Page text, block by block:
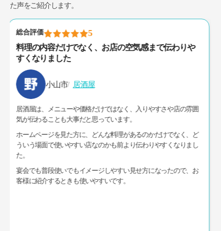
た声をご紹介します。
総合評価 5
在庫車の情報やお店の考え方が伝わりやすくなり、
案内しやすくなりました
小山市 中古車販売
中古車販売は、車両の情報だけでなく、どんな車を扱っているの
か、お店としてどんな対応をしているのかまで伝わることが大事
だと思っていました。
これまでは、初めてのお客様にお店のことを理解してもらうまで
に少し説明が必要でしたが、ホームページを整えてからは事前に
内容を見てもらいやすくなりました。
在庫車の案内だけでなく、お店の雰囲気や考え方も伝わりやすく